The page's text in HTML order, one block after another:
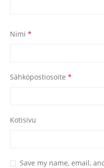
Nimi *
Sähköpostiosoite *
Kotisivu
Save my name, email,